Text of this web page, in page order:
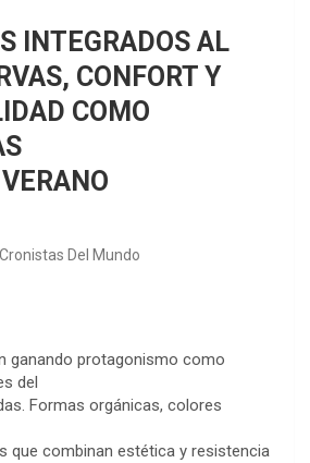
INTEGRADOS AL
CONFORT Y
COMO
Cronistas Del Mundo
ganando protagonismo como
del
Formas orgánicas, colores
que combinan estética y resistencia